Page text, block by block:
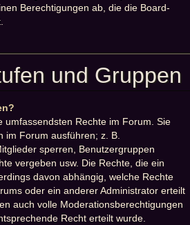
Berechtigungen ab, die die Board-
und Gruppen
umfassendsten Rechte im Forum. Sie
im Forum ausführen; z. B.
sperren, Benutzergruppen
vergeben usw. Die Rechte, die ein
davon abhängig, welche Rechte
oder ein anderer Administrator erteilt
auch volle Moderationsberechtigungen
Recht erteilt wurde.